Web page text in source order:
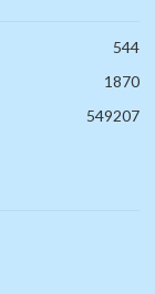
544
1870
549207